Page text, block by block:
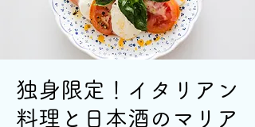
独身限定！イタリアン
料理と日本酒のマリア